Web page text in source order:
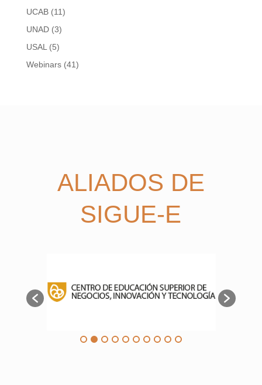
UCAB(11)
UNAD(3)
USAL (5)
Webinars(41)
ALIADOS DE
SIGUE-E